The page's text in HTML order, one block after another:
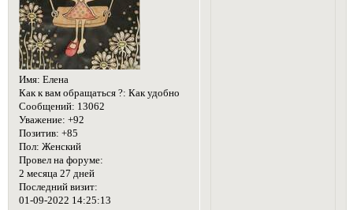
Имя: Елена
Как к вам обращаться ?: Как удобно
Сообщений: 13062
Уважение: +92
Позитив: +85
Пол: Женский
Провел на форуме:
2 месяца 27 дней
Последний визит:
01-09-2022 14:25:13